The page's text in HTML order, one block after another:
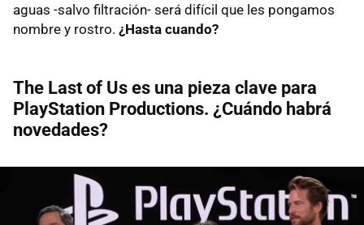
aguas -salvo filtración- será difícil que les pongamos
nombre y rostro. ¿Hasta cuando?
The Last of Us es una pieza clave para
PlayStation Productions. ¿Cuándo habrá
novedades?